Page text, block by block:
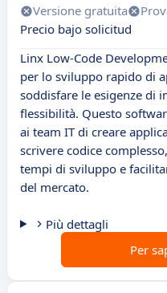
Versione gratuita
Precio bajo solicitud
Linx Low-Code
per lo sviluppo rapido di
soddisfare le esigenze di
flessibilità. Questo
ai team IT di creare
scrivere codice
tempi di sviluppo e
del mercato.
Più dettagli
Per